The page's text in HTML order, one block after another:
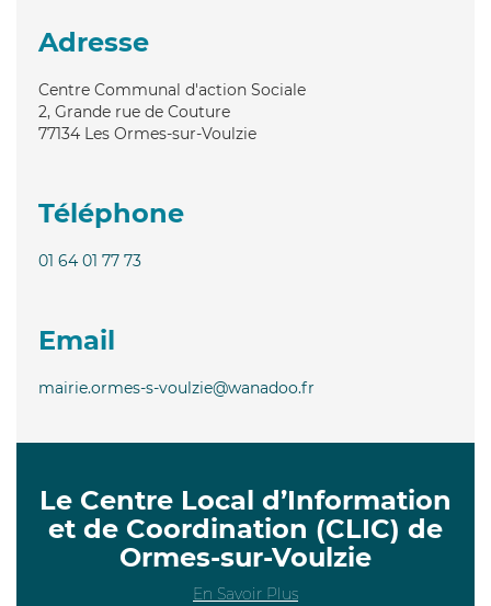
Adresse
Centre Communal d'action Sociale
2, Grande rue de Couture
77134 Les Ormes-sur-Voulzie
Téléphone
01 64 01 77 73
Email
mairie.ormes-s-voulzie@wanadoo.fr
Le Centre Local d’Information
et de Coordination (CLIC) de
Ormes-sur-Voulzie
En Savoir Plus